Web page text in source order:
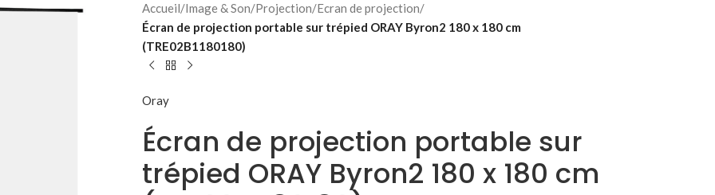
Accueil/Image & Son/Projection/Ecran de projection/
Écran de projection portable sur trépied ORAY Byron2 180 x 180 cm
(TRE02B1180180)
Oray
Écran de projection portable sur
trépied ORAY Byron2 180 x 180 cm